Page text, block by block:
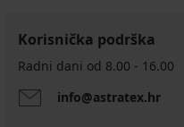
Korisnička podrška
Radni dani od 8.00 - 16.00
info@astratex.hr